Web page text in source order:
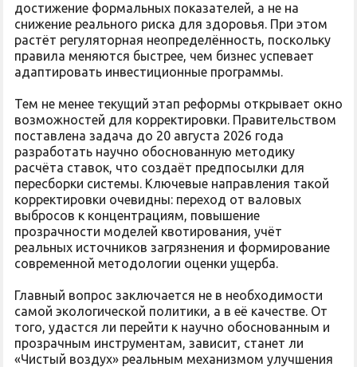
достижение формальных показателей, а не на
снижение реального риска для здоровья. При этом
растёт регуляторная неопределённость, поскольку
правила меняются быстрее, чем бизнес успевает
адаптировать инвестиционные программы.
Тем не менее текущий этап реформы открывает окно
возможностей для корректировки. Правительством
поставлена задача до 20 августа 2026 года
разработать научно обоснованную методику
расчёта ставок, что создаёт предпосылки для
пересборки системы. Ключевые направления такой
корректировки очевидны: переход от валовых
выбросов к концентрациям, повышение
прозрачности моделей квотирования, учёт
реальных источников загрязнения и формирование
современной методологии оценки ущерба.
Главный вопрос заключается не в необходимости
самой экологической политики, а в её качестве. От
того, удастся ли перейти к научно обоснованным и
прозрачным инструментам, зависит, станет ли
«Чистый воздух» реальным механизмом улучшения